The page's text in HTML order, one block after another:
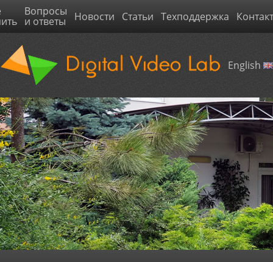
Вопросы
и ответы Новости Статьи Техподдержка
English